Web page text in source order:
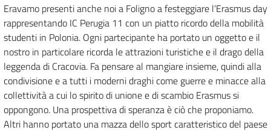
Eravamo presenti anche noi a Foligno a festeggiare l’Erasmus day
rappresentando IC Perugia 11 con un piatto ricordo della mobilità
studenti in Polonia. Ogni partecipante ha portato un oggetto e il
nostro in particolare ricorda le attrazioni turistiche e il drago della
leggenda di Cracovia. Fa pensare al mangiare insieme, quindi alla
condivisione e a tutti i moderni draghi come guerre e minacce alla
collettività a cui lo spirito di unione e di scambio Erasmus si
oppongono. Una prospettiva di speranza è ciò che proponiamo.
Altri hanno portato una mazza dello sport caratteristico del paese